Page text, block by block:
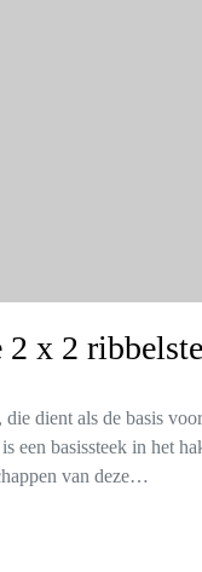
2 x 2
dient als de basis
een basissteek in het
van deze…